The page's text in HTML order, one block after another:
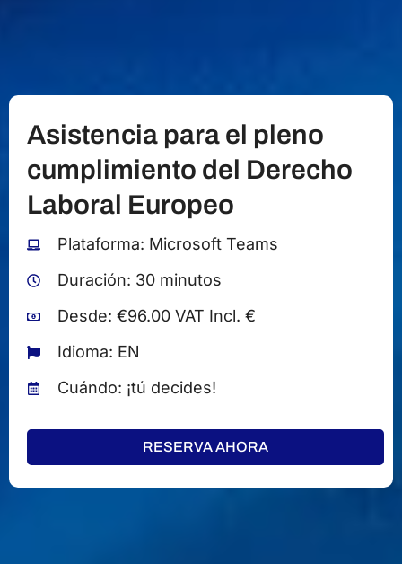
Asistencia para el pleno
cumplimiento del Derecho
Laboral Europeo
Plataforma: Microsoft Teams
Duración: 30 minutos
Desde: €96.00 VAT Incl. €
Idioma: EN
Cuándo: ¡tú decides!
RESERVA AHORA